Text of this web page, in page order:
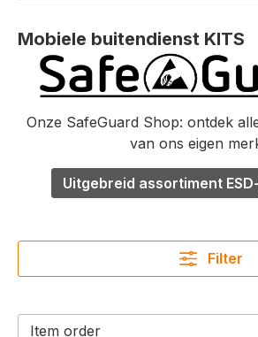
Mobiele buitendienst KITS
Onze SafeGuard Shop: ontdek
van ons eigen
Uitgebreid assortiment
Filter